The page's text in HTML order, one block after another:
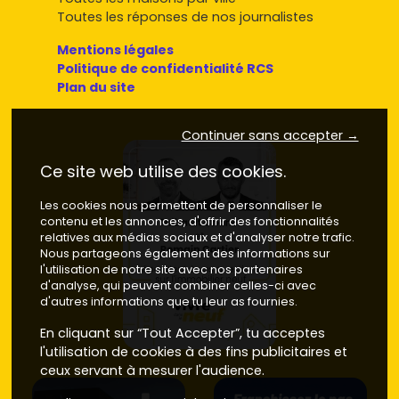
cibler avec leurs prix
Centre historique / Puy-Saint-Front
opérations neuves, souvent réhabilitations de
qualité) – prix moyen
– quartier pratique et recherché,
300 à 3 900 €/m².
neuf autour de3 200 à 3 700 €/m².
Vesunna / Saint-Martin – cadre agréable près du
parc et des vestiges gallo-romains – neuf autour de
3 300 à 3 800 €/m².
Gour-de-l'Arche– dynamique, avec services et
accès rapides – neuf autour de3 100 à 3 600 €/m²
Trélissac
(voisine, très demandée pour le neuf) –
programmes récents bien équipés – neuf autour de
3 100 à 3 600 €/m².
Boulazac-Isle-Manoire– bon rapport qualité/prix et
Toutes les réponses de nos journalistes
Mentions légales
Politique de confidentialité RCS
Plan du site
Continuer sans accepter →
Ce site web utilise des cookies.
Les cookies nous permettent de personnaliser le
contenu et les annonces, d'offrir des fonctionnalités
relatives aux médias sociaux et d'analyser notre trafic.
Nous partageons également des informations sur
l'utilisation de notre site avec nos partenaires
d'analyse, qui peuvent combiner celles-ci avec
d'autres informations que tu leur as fournies.
En cliquant sur “Tout Accepter”, tu acceptes
l'utilisation de cookies à des fins publicitaires et
ceux servant à mesurer l'audience.